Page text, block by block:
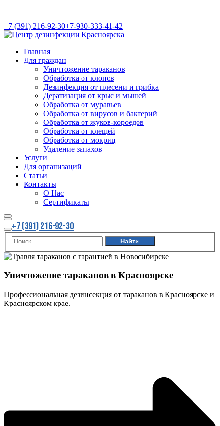
+7 (391) 216-92-30+7-930-333-41-42
Главная
Для граждан
Уничтожение тараканов
Обработка от клопов
Дезинфекция от плесени и грибка
Дератизация от крыс и мышей
Обработка от муравьев
Обработка от вирусов и бактерий
Обработка от жуков-короедов
Обработка от клещей
Обработка от мокриц
Удаление запахов
Услуги
Для организаций
Статьи
Контакты
О Нас
Сертификаты
Найти
Больше
информации
Главное
меню
+7 (391) 216-92-30
Уничтожение тараканов в Красноярске
Профессиональная дезинcекция от тараканов в Красноярске и
Красноярском крае.